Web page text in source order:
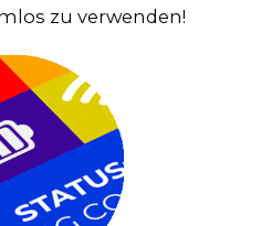
zu verwenden!